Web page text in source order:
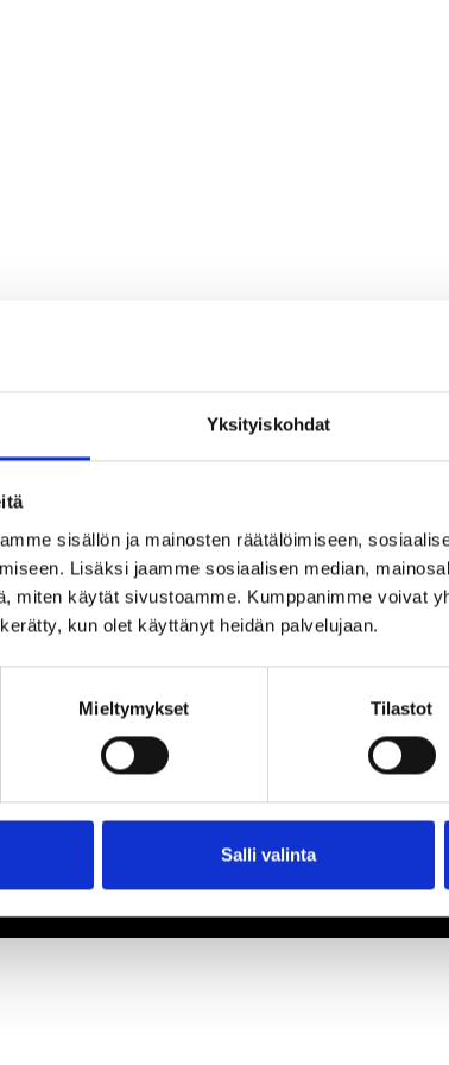
Yksityiskohdat
sisällön ja mainosten räätälöimiseen,
Lisäksi jaamme sosiaalisen median,
miten käytät sivustoamme. Kumppanimme voivat
kun olet käyttänyt heidän palvelujaan.
Mieltymykset Tilastot
Salli valinta